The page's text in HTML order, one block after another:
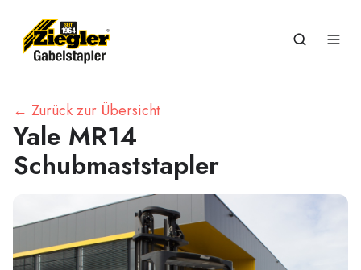
← Zurück zur Übersicht
Yale MR14
Schubmaststapler